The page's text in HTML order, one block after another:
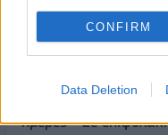
CONFIRM
Data Deletion
Π. Μαρινάκης: «Το
περιμένει»
ημέρες - Σε